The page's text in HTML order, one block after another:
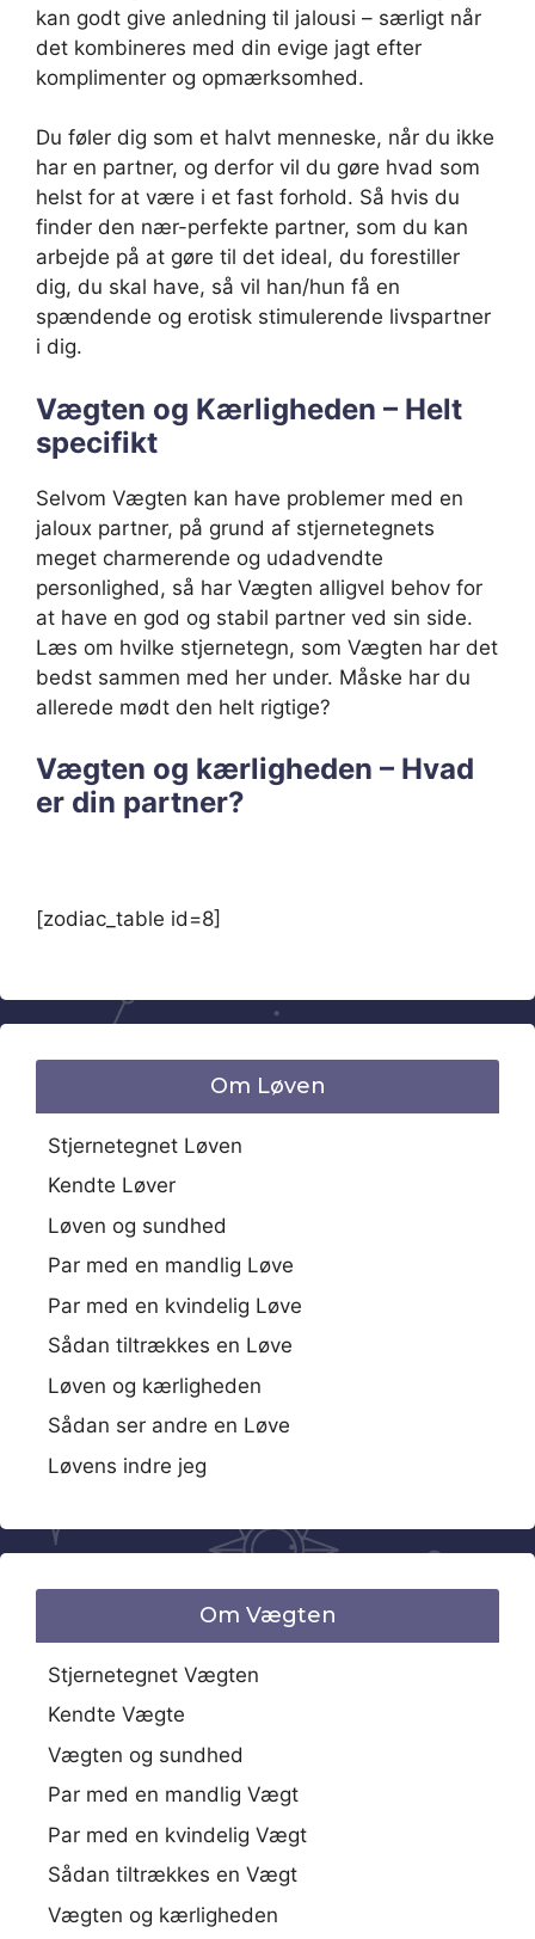
kan godt give anledning til jalousi – særligt når
det kombineres med din evige jagt efter
komplimenter og opmærksomhed.
Du føler dig som et halvt menneske, når du ikke
har en partner, og derfor vil du gøre hvad som
helst for at være i et fast forhold. Så hvis du
finder den nær-perfekte partner, som du kan
arbejde på at gøre til det ideal, du forestiller
dig, du skal have, så vil han/hun få en
spændende og erotisk stimulerende livspartner
i dig.
Vægten og Kærligheden – Helt
specifikt
Selvom Vægten kan have problemer med en
jaloux partner, på grund af stjernetegnets
meget charmerende og udadvendte
personlighed, så har Vægten alligvel behov for
at have en god og stabil partner ved sin side.
Læs om hvilke stjernetegn, som Vægten har det
bedst sammen med her under. Måske har du
allerede mødt den helt rigtige?
Vægten og kærligheden – Hvad
er din partner?
[zodiac_table id=8]
Om Løven
Stjernetegnet Løven
Kendte Løver
Løven og sundhed
Par med en mandlig Løve
Par med en kvindelig Løve
Sådan tiltrækkes en Løve
Løven og kærligheden
Sådan ser andre en Løve
Løvens indre jeg
Om Vægten
Stjernetegnet Vægten
Kendte Vægte
Vægten og sundhed
Par med en mandlig Vægt
Par med en kvindelig Vægt
Sådan tiltrækkes en Vægt
Vægten og kærligheden